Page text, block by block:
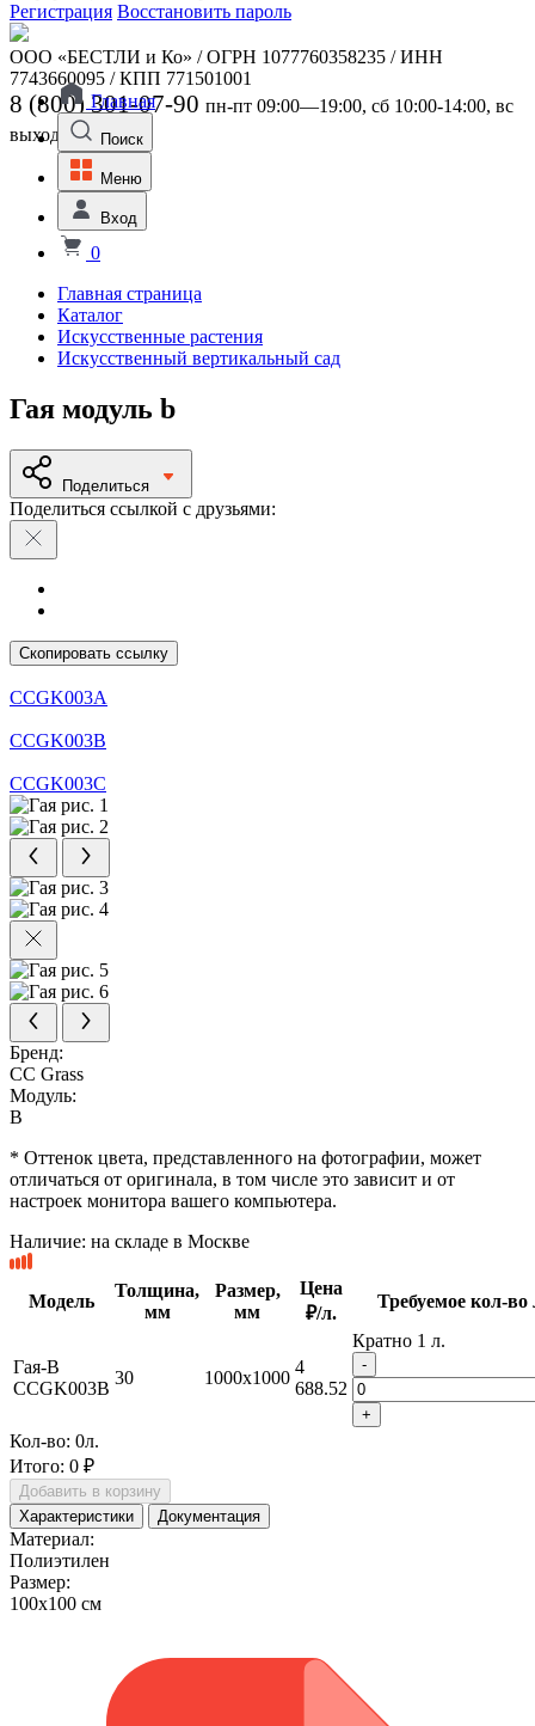
Регистрация Восстановить пароль
ООО «БЕСТЛИ и Ко» / ОГРН 1077760358235 / ИНН
7743660095 / КПП 771501001
8 (800) 301-07-90 пн-пт 09:00—19:00, сб 10:00-14:00, вс
выходной
Главная
Поиск
Меню
Вход
0
Главная страница
Каталог
Искусственные растения
Искусственный вертикальный сад
Гая модуль b
Поделиться
Поделиться ссылкой с друзьями:
Скопировать ссылку
CCGK003A
CCGK003B
CCGK003C
Бренд:
CC Grass
Модуль:
B
* Оттенок цвета, представленного на фотографии, может
отличаться от оригинала, в том числе это зависит и от
настроек монитора вашего компьютера.
Наличие: на складе в Москве
Модель
Толщина,
мм
Размер,
мм
Цена
₽/л.
Требуемое кол-во
Гая-B
CCGK003B
30 1000x1000
4
688.52
Кратно 1 л.
-
+
Кол-во: 0л.
Итого: 0 ₽
Добавить в корзину
Характеристики
Документация
Материал:
Полиэтилен
Размер:
100x100 см